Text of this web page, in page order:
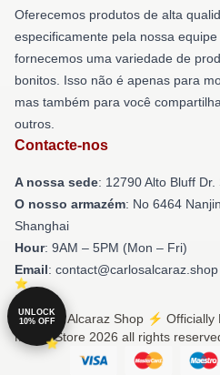
Oferecemos produtos de alta
especificamente pela nossa
fornecemos uma variedade de
bonitos. Isso não é apenas para
mas também para você
outros.
Contacte-nos
A nossa sede: 12790 Alto Bluff
O nosso armazém: No 6464
Shanghai
Hour: 9AM – 5PM (Mon – Fri)
Email: contact@carlosalcaraz.shop
© Carlos Alcaraz Shop ⚡️ Officially
Merch Store 2026 all rights
UNLOCK
10% OFF